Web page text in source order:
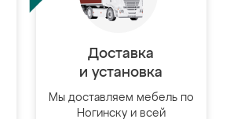
Доставка
и установка
Мы доставляем мебель по
Ногинску и всей